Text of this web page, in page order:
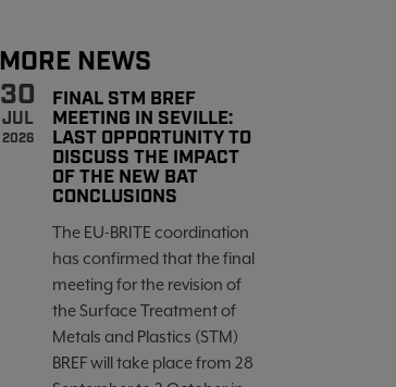
MORE NEWS
30
JUL
2026
FINAL STM BREF
MEETING IN SEVILLE:
LAST OPPORTUNITY TO
DISCUSS THE IMPACT
OF THE NEW BAT
CONCLUSIONS
The EU-BRITE coordination
has confirmed that the final
meeting for the revision of
the Surface Treatment of
Metals and Plastics (STM)
BREF will take place from 28